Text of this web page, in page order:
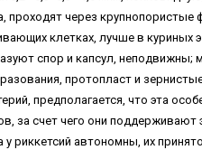
проходят через
клетках, лучше в куриных
спор и капсул, неподвижны;
протопласт и
предполагается, что эта
за счет чего они поддерживают
риккетсий автономны, их